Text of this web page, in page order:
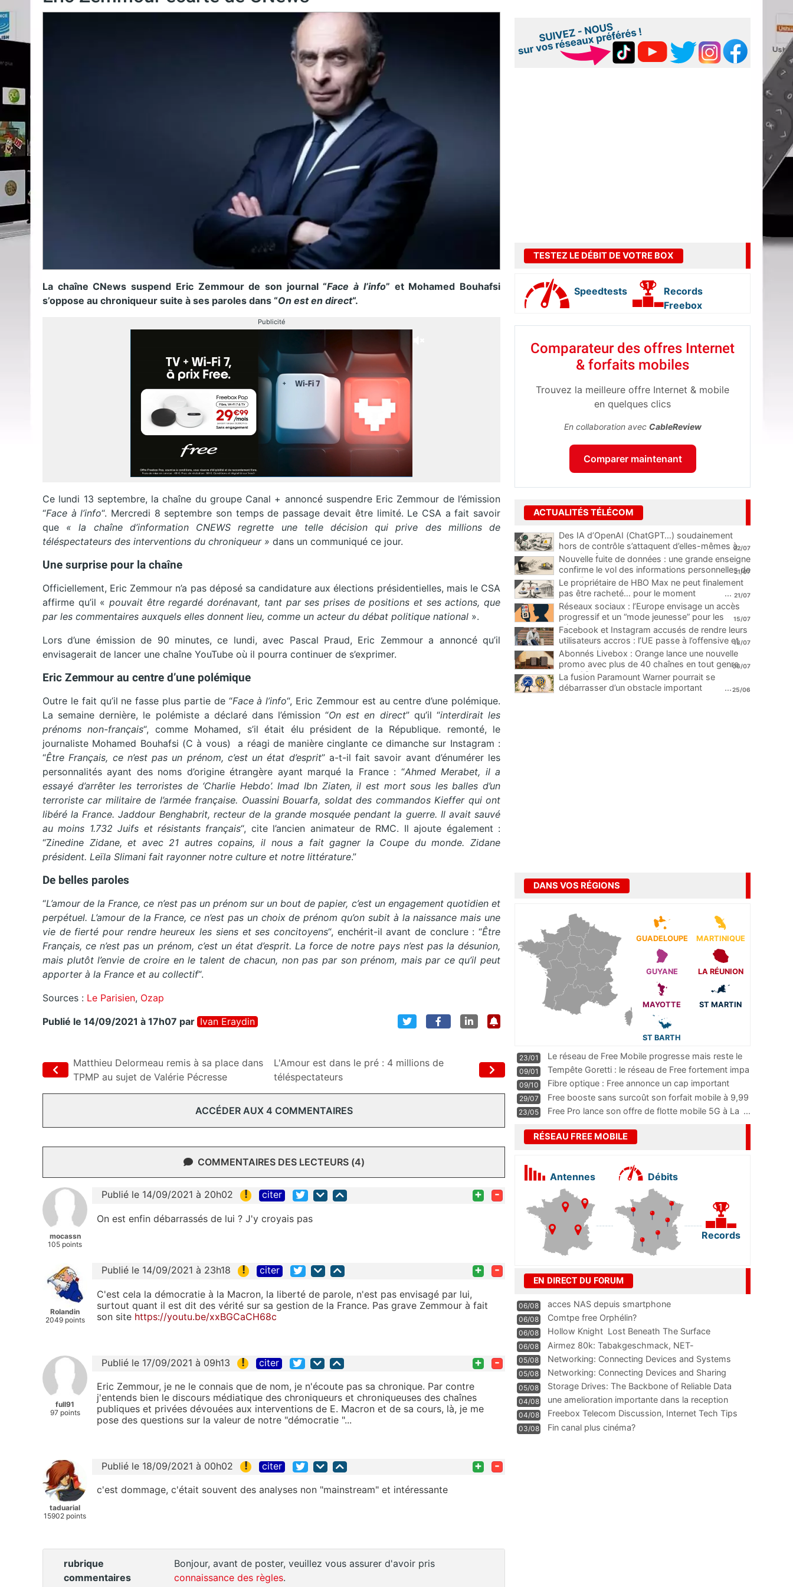
La chaîne CNews suspend Eric Zemmour de son journal “Face à l’info” et Mohamed Bouhafsi
s’oppose au chroniqueur suite à ses paroles dans “On est en direct“.
Publicité
Ce lundi 13 septembre, la chaîne du groupe Canal + annoncé suspendre Eric Zemmour de l’émission
“Face à l’info“. Mercredi 8 septembre son temps de passage devait être limité. Le CSA a fait savoir
que « la chaîne d’information CNEWS regrette une telle décision qui prive des millions de
téléspectateurs des interventions du chroniqueur » dans un communiqué ce jour.
Une surprise pour la chaîne
Officiellement, Eric Zemmour n’a pas déposé sa candidature aux élections présidentielles, mais le CSA
affirme qu’il «pouvait être regardé dorénavant, tant par ses prises de positions et ses actions, que
par les commentaires auxquels elles donnent lieu, comme un acteur du débat politique national ».
Lors d’une émission de 90 minutes, ce lundi, avec Pascal Praud, Eric Zemmour a annoncé qu’il
envisagerait de lancer une chaîne YouTube où il pourra continuer de s’exprimer.
Eric Zemmour au centre d’une polémique
Outre le fait qu’il ne fasse plus partie de “Face à l’info“, Eric Zemmour est au centre d’une polémique.
La semaine dernière, le polémiste a déclaré dans l’émission “On est en direct” qu’il “interdirait les
prénoms non-français“, comme Mohamed, s’il était élu président de la République. remonté, le
journaliste Mohamed Bouhafsi (C à vous) a réagi de manière cinglante ce dimanche sur Instagram :
“Être Français, ce n’est pas un prénom, c’est un état d’esprit” a-t-il fait savoir avant d’énumérer les
personnalités ayant des noms d’origine étrangère ayant marqué la France : “Ahmed Merabet, il a
essayé d’arrêter les terroristes de ‘Charlie Hebdo’. Imad Ibn Ziaten, il est mort sous les balles d’un
terroriste car militaire de l’armée française. Ouassini Bouarfa, soldat des commandos Kieffer qui ont
libéré la France. Jaddour Benghabrit, recteur de la grande mosquée pendant la guerre. Il avait sauvé
au moins 1.732 Juifs et résistants français“, cite l’ancien animateur de RMC. Il ajoute également :
“Zinedine Zidane, et avec 21 autres copains, il nous a fait gagner la Coupe du monde. Zidane
président. Leïla Slimani fait rayonner notre culture et notre littérature.”
De belles paroles
“L’amour de la France, ce n’est pas un prénom sur un bout de papier, c’est un engagement quotidien et
perpétuel. L’amour de la France, ce n’est pas un choix de prénom qu’on subit à la naissance mais une
vie de fierté pour rendre heureux les siens et ses concitoyens“, enchérit-il avant de conclure : “Être
Français, ce n’est pas un prénom, c’est un état d’esprit. La force de notre pays n’est pas la désunion,
mais plutôt l’envie de croire en le talent de chacun, non pas par son prénom, mais par ce qu’il peut
apporter à la France et au collectif“.
Sources : Le Parisien, Ozap
Publié le 14/09/2021 à 17h07 par Ivan Eraydin
Matthieu Delormeau remis à sa place dans
TPMP au sujet de Valérie Pécresse
L'Amour est dans le pré : 4 millions de
téléspectateurs
ACCÉDER AUX 4 COMMENTAIRES
COMMENTAIRES DES LECTEURS (4)
mocassn
105 points
Publié le 14/09/2021 à 20h02 ! citer + -
On est enfin débarrassés de lui ? J'y croyais pas
Rolandin
2049 points
Publié le 14/09/2021 à 23h18 ! citer + -
C'est cela la démocratie à la Macron, la liberté de parole, n'est pas envisagé par lui,
surtout quant il est dit des vérité sur sa gestion de la France. Pas grave Zemmour à fait
son site https://youtu.be/xxBGCaCH68c
full91
97 points
Publié le 17/09/2021 à 09h13 ! citer + -
Eric Zemmour, je ne le connais que de nom, je n'écoute pas sa chronique. Par contre
j'entends bien le discours médiatique des chroniqueurs et chroniqueuses des chaînes
publiques et privées dévouées aux interventions de E. Macron et de sa cours, là, je me
pose des questions sur la valeur de notre "démocratie "...
taduarial
15902 points
Publié le 18/09/2021 à 00h02 ! citer + -
c'est dommage, c'était souvent des analyses non "mainstream" et intéressante
rubrique
commentaires
Bonjour, avant de poster, veuillez vous assurer d'avoir pris
connaissance des règles.
TESTEZ LE DÉBIT DE VOTRE BOX
Speedtests
Records
Freebox
Comparateur des offres Internet
& forfaits mobiles
Trouvez la meilleure offre Internet & mobile
en quelques clics
En collaboration avec CableReview
Comparer maintenant
ACTUALITÉS TÉLÉCOM
Des IA d’OpenAI (ChatGPT…) soudainement
hors de contrôle s’attaquent d’elles-mêmes à
une plateforme
...
22/07
Nouvelle fuite de données : une grande enseigne
confirme le vol des informations personnelles de
ses clients
...
21/07
Le propriétaire de HBO Max ne peut finalement
pas être racheté… pour le moment
... 21/07
Réseaux sociaux : l’Europe envisage un accès
progressif et un “mode jeunesse” pour les
mineurs
...
15/07
Facebook et Instagram accusés de rendre leurs
utilisateurs accros : l’UE passe à l’offensive et
menace d’une amende record
...
13/07
Abonnés Livebox : Orange lance une nouvelle
promo avec plus de 40 chaînes en tout genre
pour 1€
06/07
La fusion Paramount Warner pourrait se
débarrasser d’un obstacle important
...25/06
DANS VOS RÉGIONS
GUADELOUPE MARTINIQUE
GUYANE LA RÉUNION
MAYOTTE ST MARTIN
ST BARTH
23/01
Le réseau de Free Mobile progresse mais reste le
m
...
09/01
Tempête Goretti : le réseau de Free fortement impa
09/10
Fibre optique : Free annonce un cap important
pass
...
29/07
Free booste sans surcoût son forfait mobile à 9,99
23/05 Free Pro lance son offre de flotte mobile 5G à La ...
RÉSEAU FREE MOBILE
Antennes Débits
Records
EN DIRECT DU FORUM
06/08 acces NAS depuis smartphone
06/08 Comtpe free Orphélin?
06/08 Hollow Knight  Lost Beneath The Surface
06/08
Airmez 80k: Tabakgeschmack, NET-
Technologie und Leistung im
05/08 Networking: Connecting Devices and Systems
05/08
Networking: Connecting Devices and Sharing
Information
05/08
Storage Drives: The Backbone of Reliable Data
Management
04/08
une amelioration importante dans la reception
WIFI
04/08
Freebox Telecom Discussion, Internet Tech Tips
Communi
03/08 Fin canal plus cinéma?